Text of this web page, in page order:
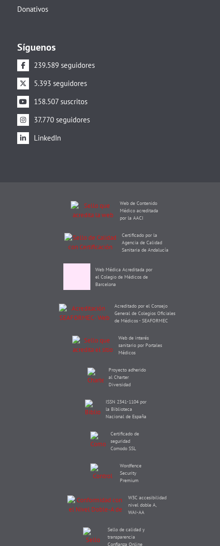
Donativos
Síguenos
239.589 seguidores
5.393 seguidores
158.507 suscritos
37.770 seguidores
LinkedIn
Web de Contenido
Médico acreditada
por la AACI
Certificado por la
Agencia de Calidad
Sanitaria de Andalucía
el Colegio de Médicos de
General de Colegios Oficiales
de Médicos - SEAFORMEC
sanitario por Portales
Médicos
al Charter
Diversidad
la Biblioteca
Nacional de España
seguridad
Comodo SSL
Security
Premium
nivel doble A,
WAI-AA
transparencia
Confianza Online